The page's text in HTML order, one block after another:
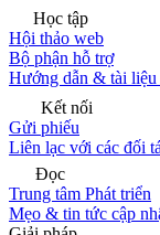
Học tập
Hội thảo web
Bộ phận hỗ trợ
Hướng dẫn & tài
Kết nối
Gửi phiếu
Liên lạc với các đối
Đọc
Trung tâm Phát triển
Mẹo & tin tức cập